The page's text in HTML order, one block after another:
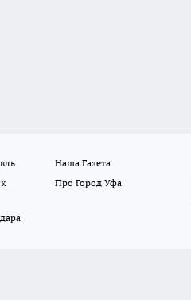
Наша Газета
Про Город Уфа